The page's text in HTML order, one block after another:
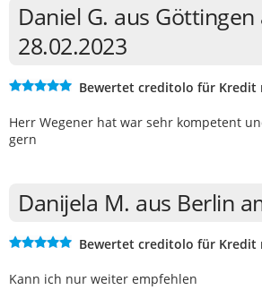
Daniel G. aus Göttingen
28.02.2023
Bewertet creditolo für Kredit
Herr Wegener hat war sehr kompetent
gern
Danijela M. aus Berlin
Bewertet creditolo für Kredit
Kann ich nur weiter empfehlen